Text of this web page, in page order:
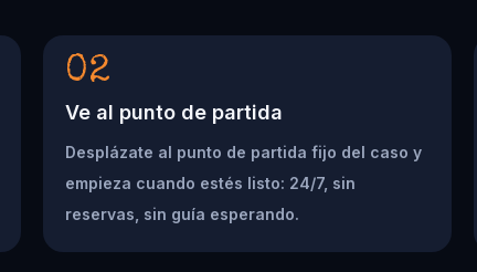
02
Ve al punto de partida
Desplázate al punto de partida fijo del caso y
empieza cuando estés listo: 24/7, sin
reservas, sin guía esperando.